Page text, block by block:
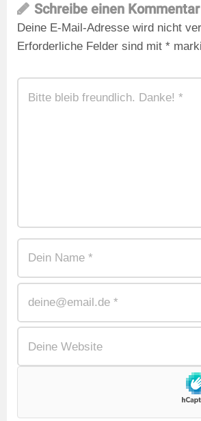
Schreibe einen Kommentar
Deine E-Mail-Adresse wird nicht
Erforderliche Felder sind mit *